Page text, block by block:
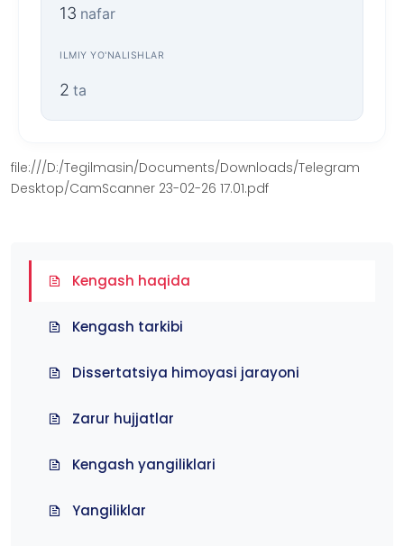
13 nafar
ILMIY YO'NALISHLAR
2 ta
file:///D:/Tegilmasin/Documents/Downloads/Telegram
Desktop/CamScanner 23-02-26 17.01.pdf
Kengash haqida
Kengash tarkibi
Dissertatsiya himoyasi jarayoni
Zarur hujjatlar
Kengash yangiliklari
Yangiliklar